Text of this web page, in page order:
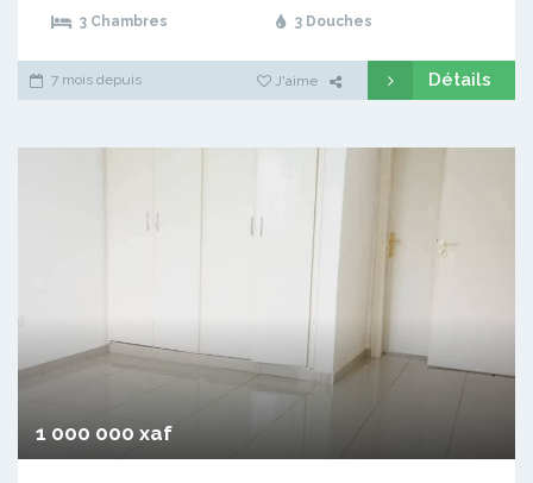
3 Chambres 3 Douches
7 mois depuis J'aime Détails
1 000 000 xaf